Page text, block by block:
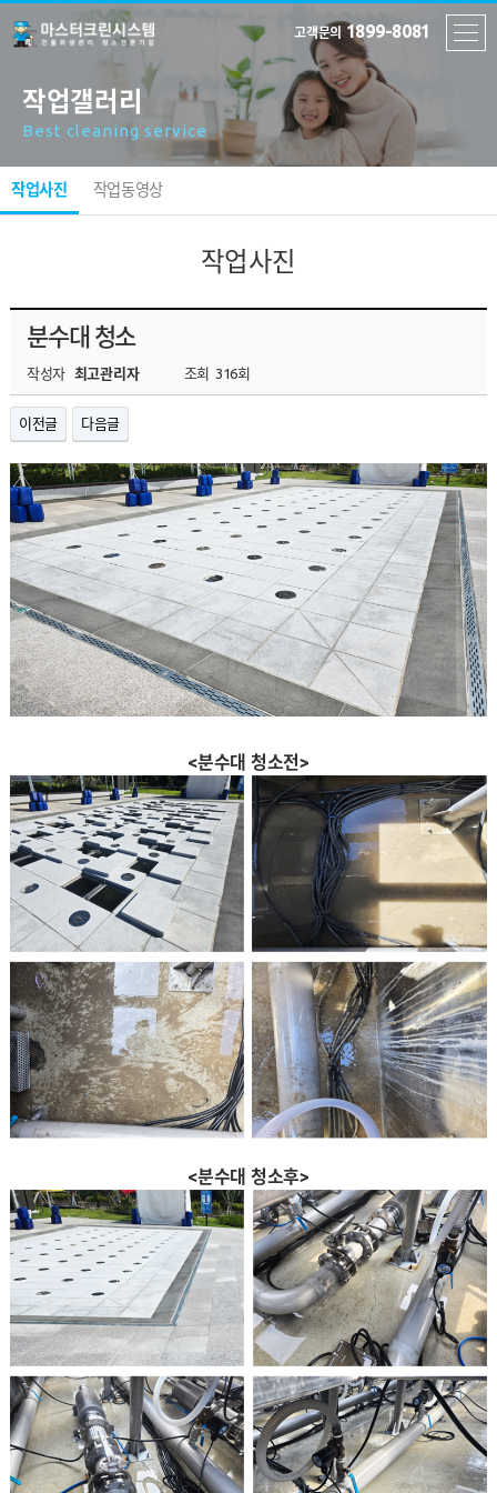
고객문의 1899-8081
작업갤러리
Best cleaning service
작업사진 작업동영상
작업사진
분수대 청소
작성자 최고관리자 조회 316회
이전글 다음글
<분수대 청소전>
<분수대 청소후>